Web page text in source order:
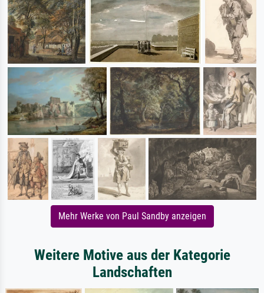
Mehr Werke von Paul Sandby anzeigen
Weitere Motive aus der Kategorie
Landschaften